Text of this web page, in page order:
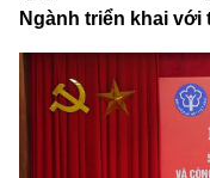
Ngành triển khai